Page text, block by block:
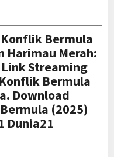
Bermula
Harimau Merah:
Streaming
Bermula
Download
(2025)
Dunia21